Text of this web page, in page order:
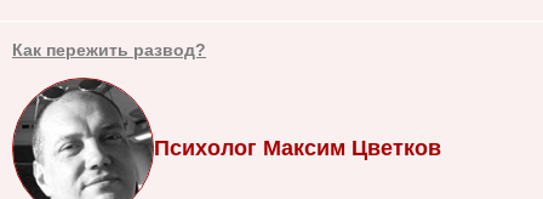
Как пережить развод?
Психолог Максим Цветков